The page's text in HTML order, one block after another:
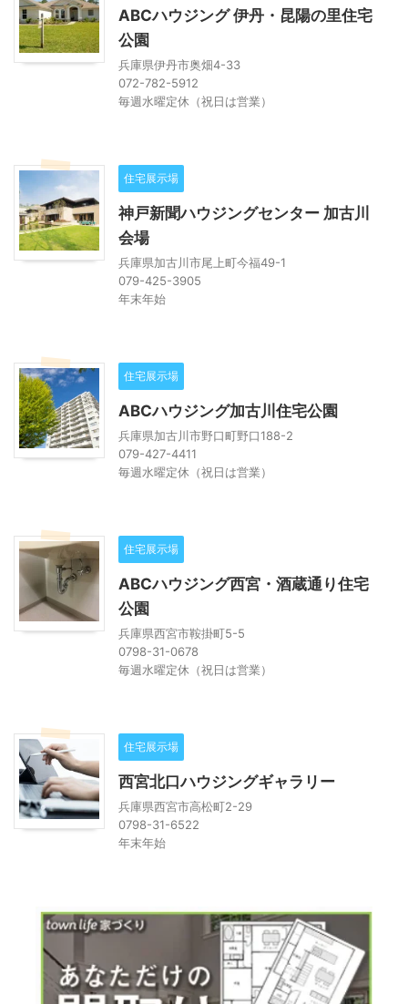
ABCハウジング 伊丹・昆陽の里住宅
公園
兵庫県伊丹市奥畑4-33
072-782-5912
毎週水曜定休（祝日は営業）
住宅展示場
神戸新聞ハウジングセンター 加古川
会場
兵庫県加古川市尾上町今福49-1
079-425-3905
年末年始
住宅展示場
ABCハウジング加古川住宅公園
兵庫県加古川市野口町野口188-2
079-427-4411
毎週水曜定休（祝日は営業）
住宅展示場
ABCハウジング西宮・酒蔵通り住宅
公園
兵庫県西宮市鞍掛町5-5
0798-31-0678
毎週水曜定休（祝日は営業）
住宅展示場
西宮北口ハウジングギャラリー
兵庫県西宮市高松町2-29
0798-31-6522
年末年始